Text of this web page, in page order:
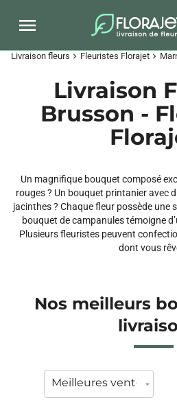
Livraison fleurs chevron_right Fleuristes Florajet chevron_right
Livraison
Brusson -
Un magnifique bouquet composé
rouges ? Un bouquet printanier avec
jacinthes ? Chaque fleur possède une
bouquet de campanules témoigne
Plusieurs fleuristes peuvent
dont vous
Nos meilleurs